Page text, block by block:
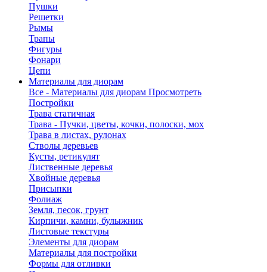
Пушки
Решетки
Рымы
Трапы
Фигуры
Фонари
Цепи
Материалы для диорам
Все - Материалы для диорам Просмотреть
Постройки
Трава статичная
Трава - Пучки, цветы, кочки, полоски, мох
Трава в листах, рулонах
Стволы деревьев
Кусты, ретикулят
Лиственные деревья
Хвойные деревья
Присыпки
Фолиаж
Земля, песок, грунт
Кирпичи, камни, булыжник
Листовые текстуры
Элементы для диорам
Материалы для постройки
Формы для отливки